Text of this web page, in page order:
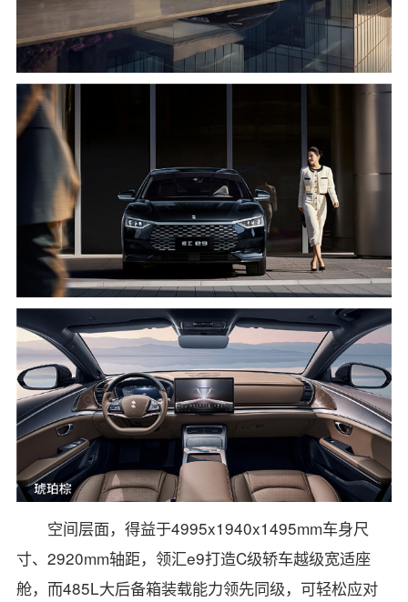
空间层面，得益于4995x1940x1495mm车身尺
寸、2920mm轴距，领汇e9打造C级轿车越级宽适座
舱，而485L大后备箱装载能力领先同级，可轻松应对